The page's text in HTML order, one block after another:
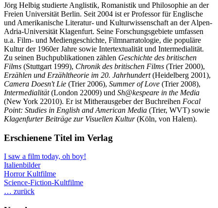
Jörg Helbig studierte Anglistik, Romanistik und Philosophie an der
Freien Universität Berlin. Seit 2004 ist er Professor für Englische
und Amerikanische Literatur- und Kulturwissenschaft an der Alpen-
Adria-Universität Klagenfurt. Seine Forschungs­gebiete umfassen
u.a. Film- und Mediengeschichte, Filmnarratologie, die populäre
Kultur der 1960er Jahre sowie Intertextualität und Intermedialität.
Zu seinen Buchpublikationen zählen Geschichte des britischen
Films (Stuttgart 1999), Chronik des britischen Films (Trier 2000),
Erzählen und Erzähltheorie im 20. Jahrhundert(Heidelberg 2001),
Camera Doesn't Lie (Trier 2006), Summer of Love (Trier 2008),
Intermedialität(London 22009) und Sh@kespeare in the Media
(New York 22010). Er ist Mitherausgeber der Buchreihen Focal
Point: Studies in English and American Media (Trier, WVT) sowie
Klagenfurter Beiträge zur Visuellen Kultur(Köln, von Halem).
Erschienene Titel im Verlag
I saw a film today, oh boy!
Italienbilder
Horror Kultfilme
Science-Fiction-Kultfilme
… zurück